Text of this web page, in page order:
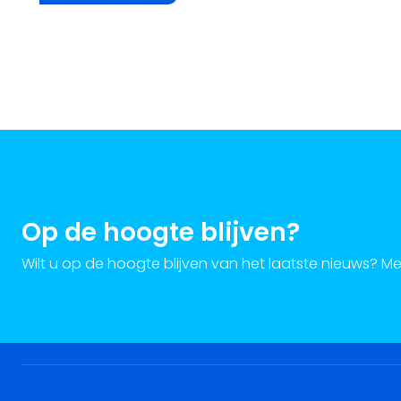
Op de hoogte blijven?
Wilt u op de hoogte blijven van het laatste nieuws?